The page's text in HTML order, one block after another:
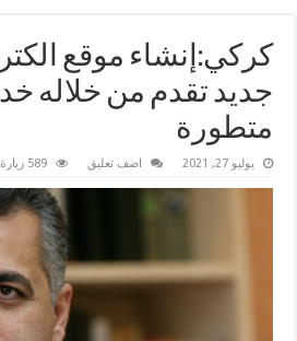
كركي:إنشاء موقع
جديد تقدم من خلاله
متطورة
يوليو 27, 2021 اضف تعليق 589 زيارة